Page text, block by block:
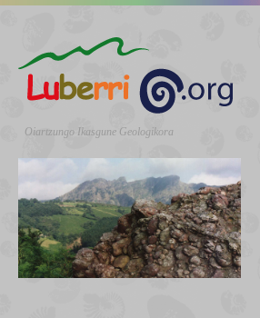
Oiartzungo Ikasgune Geologikora